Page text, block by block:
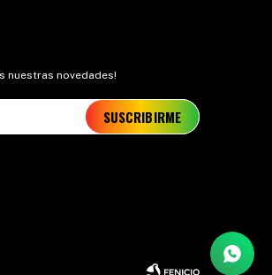
nuestras novedades!
SUSCRIBIRME